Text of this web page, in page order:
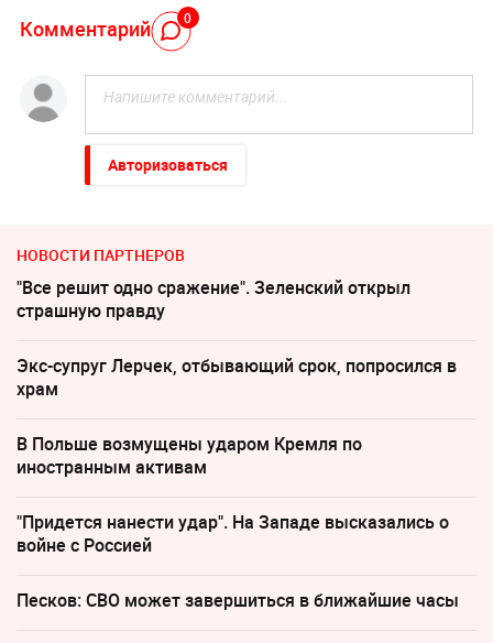
Комментарий 0
Авторизоваться
НОВОСТИ ПАРТНЕРОВ
"Все решит одно сражение". Зеленский открыл
страшную правду
Экс-супруг Лерчек, отбывающий срок, попросился в
храм
В Польше возмущены ударом Кремля по
иностранным активам
"Придется нанести удар". На Западе высказались о
войне с Россией
Песков: СВО может завершиться в ближайшие часы